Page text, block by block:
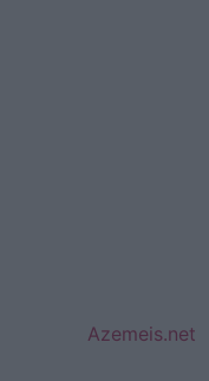
Azemeis.net